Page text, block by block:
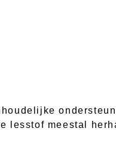
meestal